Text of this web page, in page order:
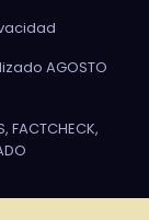
AGOSTO
FACTCHECK,